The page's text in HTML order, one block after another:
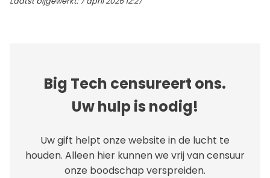
Big Tech censureert ons.
Uw hulp is nodig!
Uw gift helpt onze website in de lucht te
houden. Alleen hier kunnen we vrij van censuur
onze boodschap verspreiden.